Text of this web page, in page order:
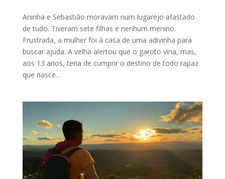
Aninha e Sebastião moravam num lugarejo afastado
de tudo. Tiveram sete filhas e nenhum menino.
Frustrada, a mulher foi à casa de uma adivinha para
buscar ajuda. A velha alertou que o garoto viria, mas,
aos 13 anos, teria de cumprir o destino de todo rapaz
que nasce...